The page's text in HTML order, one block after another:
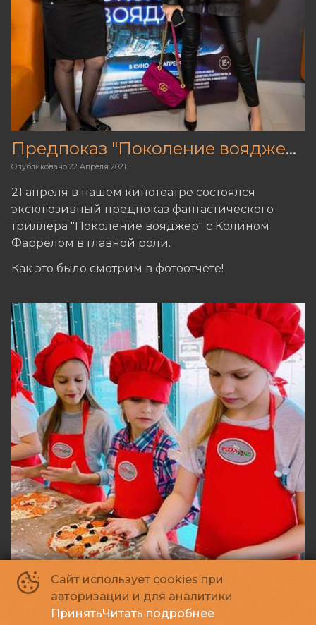
Предпоказ "Поколение вояджер"
Опубликовано 22 Апреля 2021
21 апреля в нашем кинотеатре состоялся
эксклюзивный предпоказ фантастического
триллера "Поколение вояджер" с Колином
Фаррелом в главной роли.
Как это было смотрим в фотоотчёте!
Сайт использует cookies при
авторизации и для аналитики
ПринятьЧитать подробнее